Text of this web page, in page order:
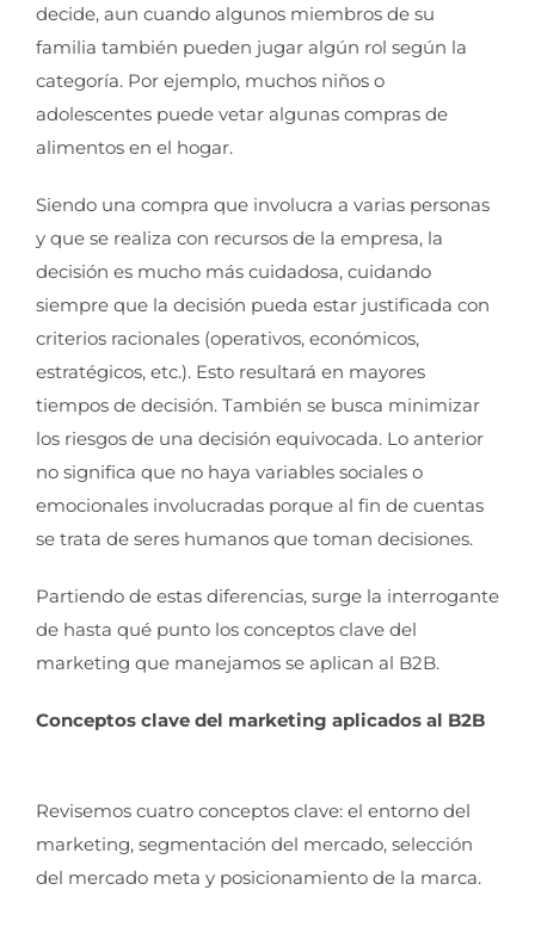
decide, aun cuando algunos miembros de su
familia también pueden jugar algún rol según la
categoría. Por ejemplo, muchos niños o
adolescentes puede vetar algunas compras de
alimentos en el hogar.
Siendo una compra que involucra a varias personas
y que se realiza con recursos de la empresa, la
decisión es mucho más cuidadosa, cuidando
siempre que la decisión pueda estar justificada con
criterios racionales (operativos, económicos,
estratégicos, etc.). Esto resultará en mayores
tiempos de decisión. También se busca minimizar
los riesgos de una decisión equivocada. Lo anterior
no significa que no haya variables sociales o
emocionales involucradas porque al fin de cuentas
se trata de seres humanos que toman decisiones.
Partiendo de estas diferencias, surge la interrogante
de hasta qué punto los conceptos clave del
marketing que manejamos se aplican al B2B.
Conceptos clave del marketing aplicados al B2B
Revisemos cuatro conceptos clave: el entorno del
marketing, segmentación del mercado, selección
del mercado meta y posicionamiento de la marca.